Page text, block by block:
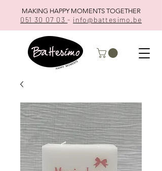
MAKING HAPPY MOMENTS TOGETHER
051 30 07 03- info@battesimo.be